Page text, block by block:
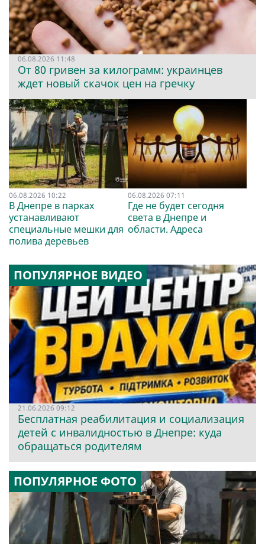
06.08.2026 11:48
От 80 гривен за килограмм: украинцев
ждет новый скачок цен на гречку
06.08.2026 10:22
В Днепре в парках
устанавливают
специальные мешки для
полива деревьев
06.08.2026 07:11
Где не будет сегодня
света в Днепре и
области. Адреса
ПОПУЛЯРНОЕ ВИДЕО
21.06.2026 09:12
Бесплатная реабилитация и социализация
детей с инвалидностью в Днепре: куда
обращаться родителям
ПОПУЛЯРНОЕ ФОТО